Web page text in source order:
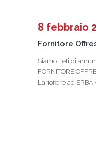
8 febbraio
Fornitore
Siamo lieti di
FORNITORE
Lariofiere ad